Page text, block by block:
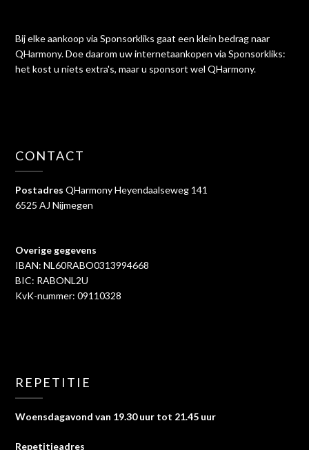
Bij elke aankoop via Sponsorkliks gaat een klein bedrag naar
QHarmony. Doe daarom uw internetaankopen via Sponsorkliks:
het kost u niets extra's, maar u sponsort wel QHarmony.
CONTACT
Postadres QHarmony Heyendaalseweg 141
6525 AJ Nijmegen
Overige gegevens
IBAN: NL60RABO0313994668
BIC: RABONL2U
KvK-nummer: 09110328
REPETITIE
Woensdagavond van 19.30 uur tot 21.45 uur
Repetitieadres